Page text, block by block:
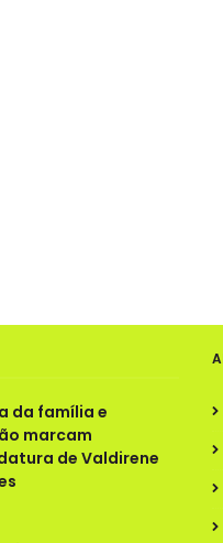
da família e
marcam
de Valdirene